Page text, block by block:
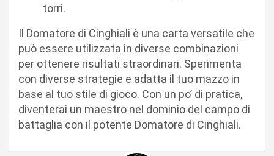
torri.
Il Domatore di Cinghiali è una carta versatile che
può essere utilizzata in diverse combinazioni
per ottenere risultati straordinari. Sperimenta
con diverse strategie e adatta il tuo mazzo in
base al tuo stile di gioco. Con un po’ di pratica,
diventerai un maestro nel dominio del campo di
battaglia con il potente Domatore di Cinghiali.